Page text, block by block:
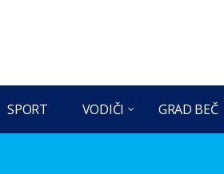
SPORT VODIČI GRAD BEČ